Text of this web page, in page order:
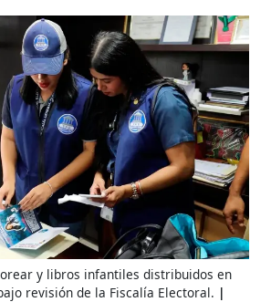
y libros infantiles distribuidos en
revisión de la Fiscalía Electoral.